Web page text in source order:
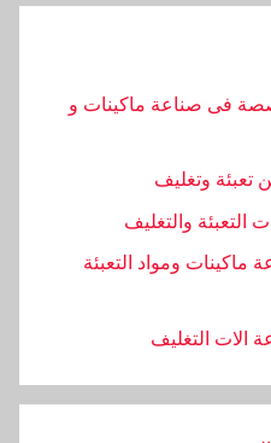
فى صناعة ماكينات و
وتغليف
والتغليف
ومواد التعبئة
الات التغليف